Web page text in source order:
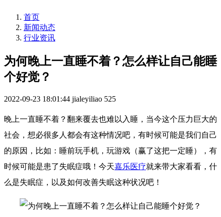
首页
新闻动态
行业资讯
为何晚上一直睡不着？怎么样让自己能睡
个好觉？
2022-09-23 18:01:44 jialeyiliao 525
晚上一直睡不着？翻来覆去也难以入睡，当今这个压力巨大的
社会，想必很多人都会有这种情况吧，有时候可能是我们自己
的原因，比如：睡前玩手机，玩游戏（赢了这把一定睡），有
时候可能是患了失眠症哦！今天嘉乐医疗就来带大家看看，什
么是失眠症，以及如何改善失眠这种状况吧！